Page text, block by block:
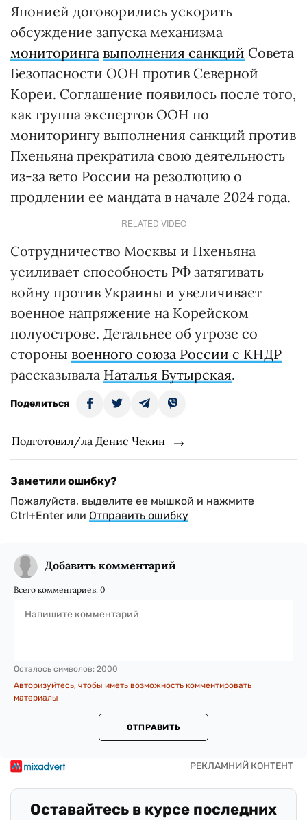
Японией договорились ускорить
обсуждение запуска механизма
мониторинга выполнения санкций Совета
Безопасности ООН против Северной
Кореи. Соглашение появилось после того,
как группа экспертов ООН по
мониторингу выполнения санкций против
Пхеньяна прекратила свою деятельность
из-за вето России на резолюцию о
продлении ее мандата в начале 2024 года.
RELATED VIDEO
Сотрудничество Москвы и Пхеньяна
усиливает способность РФ затягивать
войну против Украины и увеличивает
военное напряжение на Корейском
полуострове. Детальнее об угрозе со
стороны военного союза России с КНДР
рассказывала Наталья Бутырская.
Поделиться
Подготовил/ла Денис Чекин
Заметили ошибку?
Пожалуйста, выделите ее мышкой и нажмите
Ctrl+Enter или Отправить ошибку
Добавить комментарий
Всего комментариев: 0
Осталось символов: 2000
Авторизуйтесь, чтобы иметь возможность комментировать
материалы
ОТПРАВИТЬ
Оставайтесь в курсе последних